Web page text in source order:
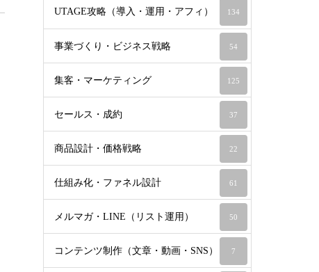
UTAGE攻略（導入・運用・アフィ） 134
事業づくり・ビジネス戦略 54
集客・マーケティング 125
セールス・成約 37
商品設計・価格戦略 22
仕組み化・ファネル設計 61
メルマガ・LINE（リスト運用） 50
コンテンツ制作（文章・動画・SNS） 7